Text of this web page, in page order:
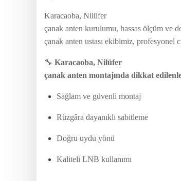
Karacaoba, Nilüfer
çanak anten kurulumu, hassas ölçüm ve
çanak anten ustası ekibimiz,
🔧 Karacaoba, Nilüfer
çanak anten montajında dikkat
Sağlam ve güvenli montaj
Rüzgâra dayanıklı sabitleme
Doğru uydu yönü
Kaliteli LNB kullanımı